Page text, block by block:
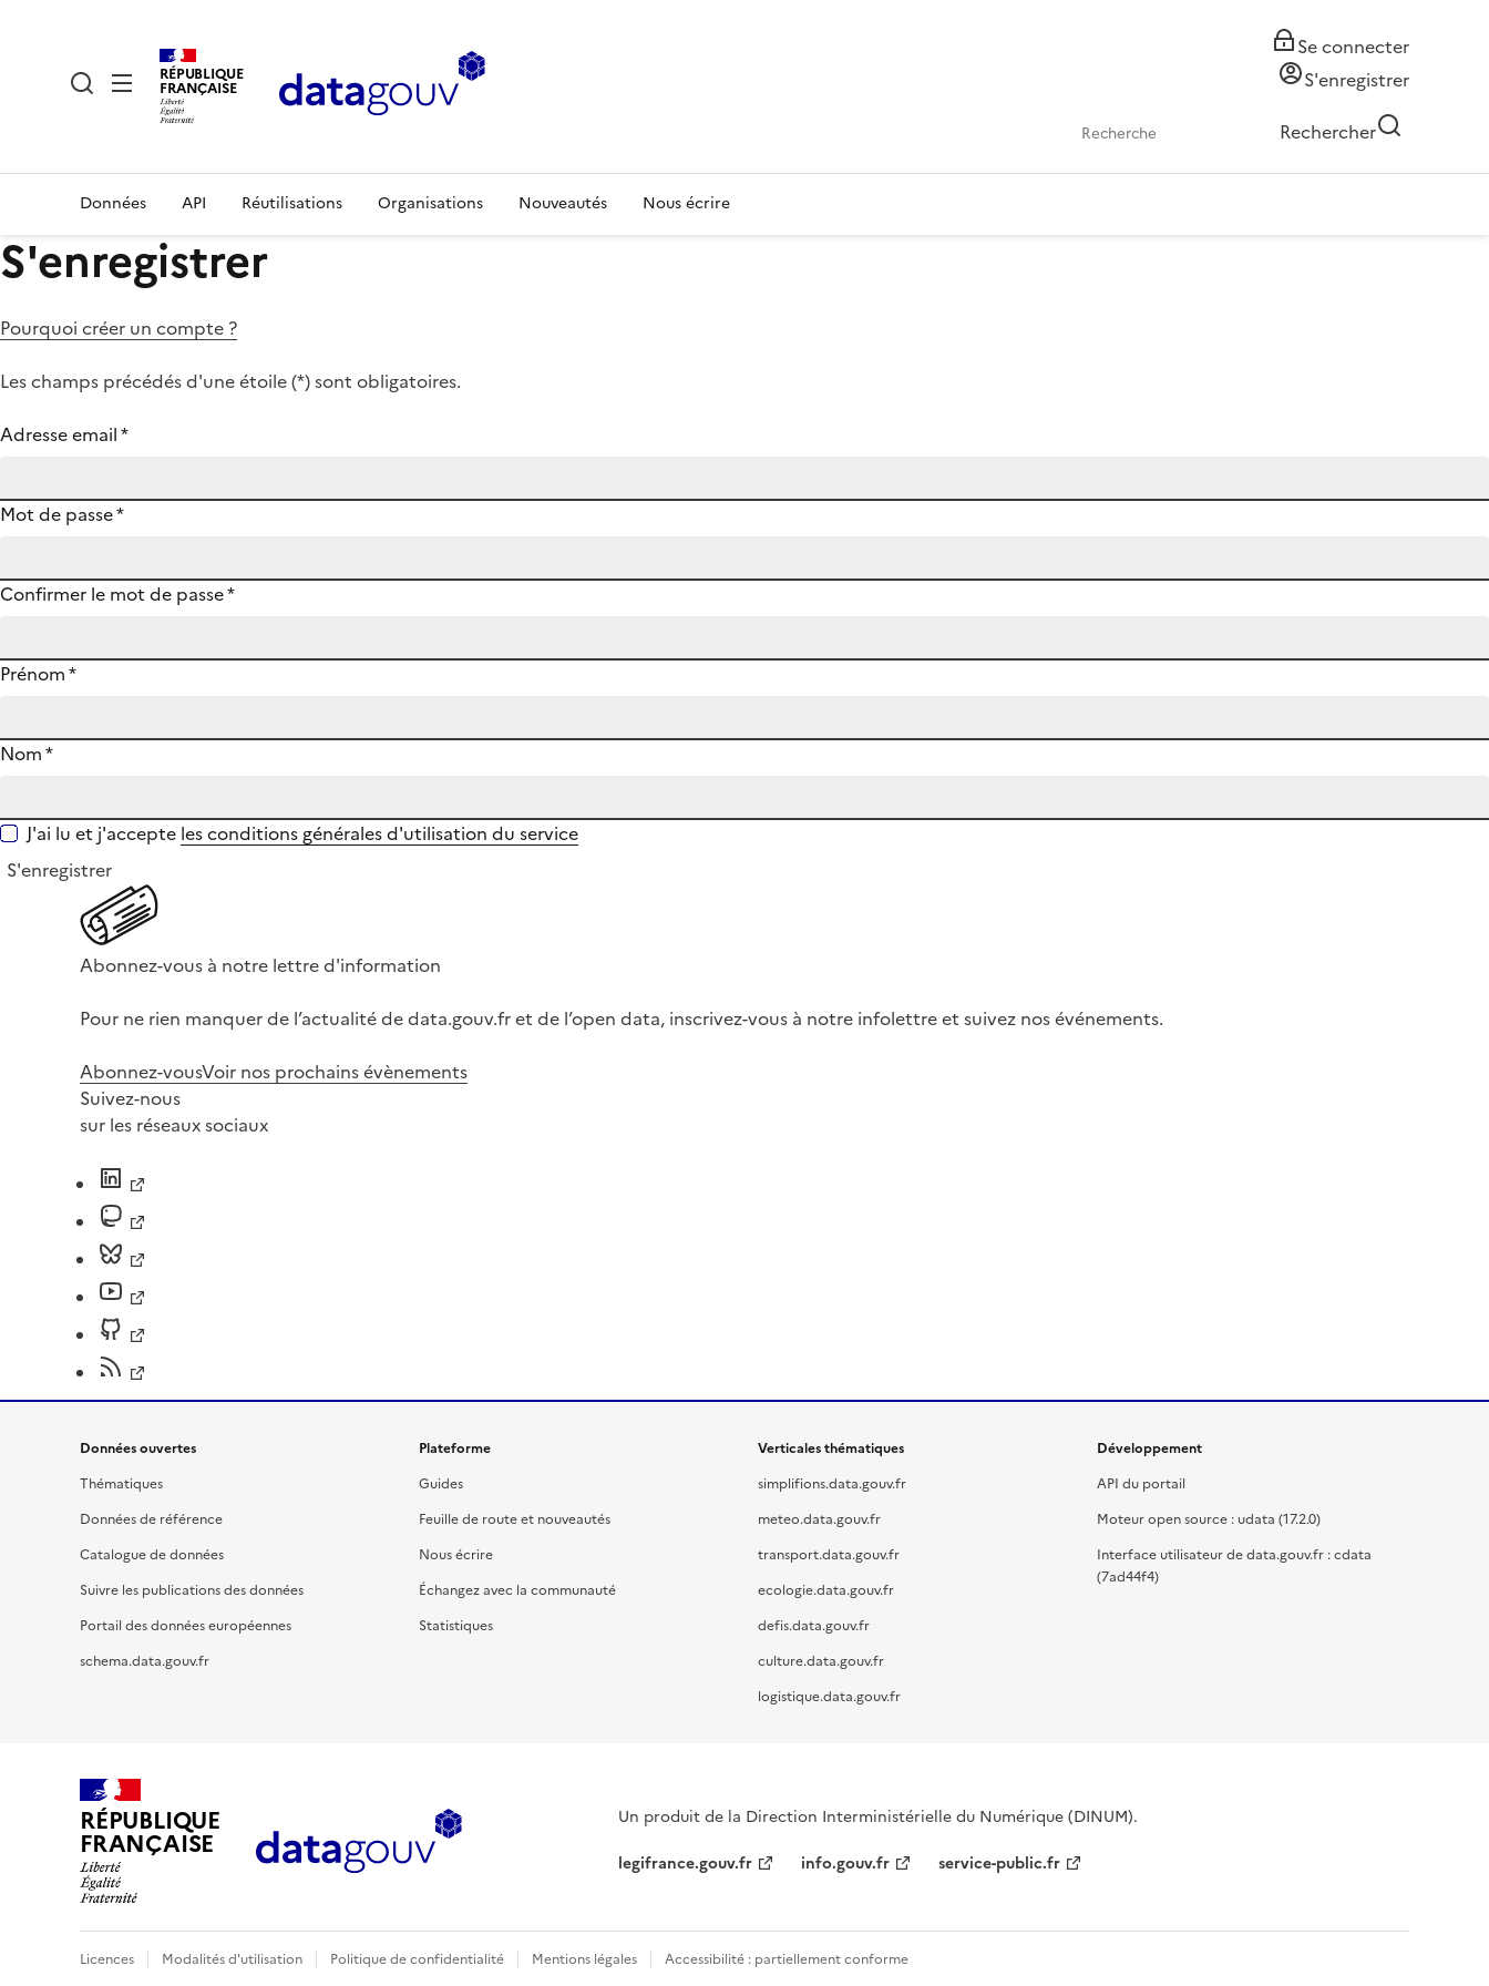
RÉPUBLIQUE
FRANÇAISE
Se connecter
S'enregistrer
Rechercher
Données API Réutilisations Organisations Nouveautés Nous écrire
S'enregistrer
Pourquoi créer un compte ?
Les champs précédés d'une étoile (*) sont obligatoires.
Adresse email*
Mot de passe*
Confirmer le mot de passe*
Prénom*
Nom*
J'ai lu et j'accepte les conditions générales d'utilisation du service
S'enregistrer
Abonnez-vous à notre lettre d'information
Pour ne rien manquer de l’actualité de data.gouv.fr et de l’open data, inscrivez-vous à notre infolettre et suivez nos événements.
Abonnez-vousVoir nos prochains évènements
Suivez-nous
sur les réseaux sociaux
Données ouvertes
Thématiques
Données de référence
Catalogue de données
Suivre les publications des données
Portail des données européennes
schema.data.gouv.fr
Plateforme
Guides
Feuille de route et nouveautés
Nous écrire
Échangez avec la communauté
Statistiques
Verticales thématiques
simplifions.data.gouv.fr
meteo.data.gouv.fr
transport.data.gouv.fr
ecologie.data.gouv.fr
defis.data.gouv.fr
culture.data.gouv.fr
logistique.data.gouv.fr
Développement
API du portail
Moteur open source : udata (17.2.0)
Interface utilisateur de data.gouv.fr : cdata
(7ad44f4)
RÉPUBLIQUE
FRANÇAISE
Un produit de la Direction Interministérielle du Numérique (DINUM).
legifrance.gouv.fr
info.gouv.fr service-public.fr
Licences Modalités d'utilisation Politique de confidentialité Mentions légales Accessibilité : partiellement conforme